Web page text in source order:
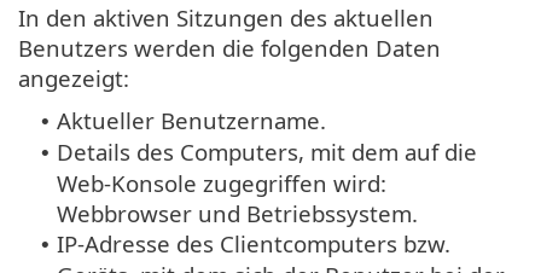
In den aktiven Sitzungen des aktuellen
Benutzers werden die folgenden Daten
angezeigt:
• Aktueller Benutzername.
• Details des Computers, mit dem auf die
Web-Konsole zugegriffen wird:
Webbrowser und Betriebssystem.
• IP-Adresse des Clientcomputers bzw.